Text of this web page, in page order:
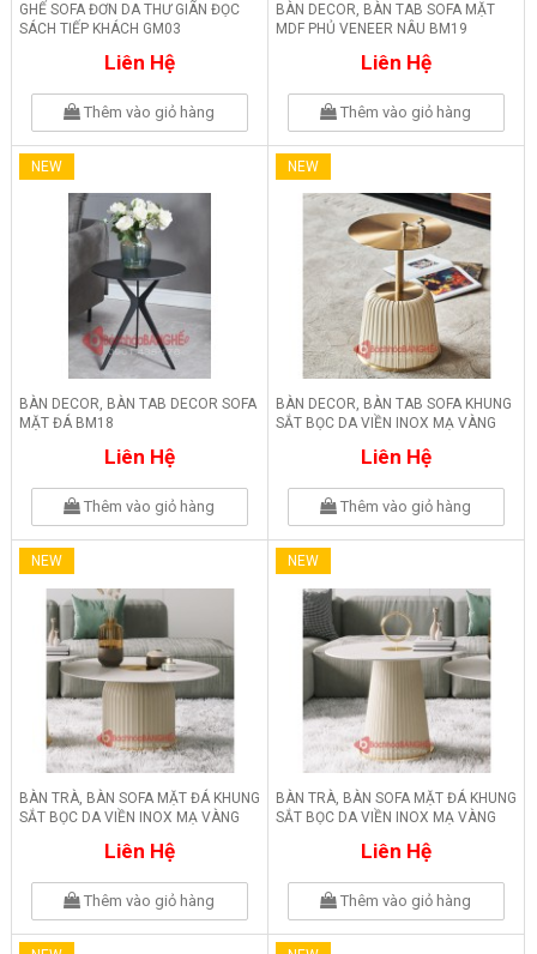
GHẾ SOFA ĐƠN DA THƯ GIÃN ĐỌC
SÁCH TIẾP KHÁCH GM03
Liên Hệ
Thêm vào giỏ hàng
BÀN DECOR, BÀN TAB SOFA MẶT
MDF PHỦ VENEER NÂU BM19
Liên Hệ
Thêm vào giỏ hàng
NEW
BÀN DECOR, BÀN TAB DECOR SOFA
MẶT ĐÁ BM18
Liên Hệ
Thêm vào giỏ hàng
NEW
BÀN DECOR, BÀN TAB SOFA KHUNG
SẮT BỌC DA VIỀN INOX MẠ VÀNG
Liên Hệ
Thêm vào giỏ hàng
NEW
BÀN TRÀ, BÀN SOFA MẶT ĐÁ KHUNG
SẮT BỌC DA VIỀN INOX MẠ VÀNG
Liên Hệ
Thêm vào giỏ hàng
NEW
BÀN TRÀ, BÀN SOFA MẶT ĐÁ KHUNG
SẮT BỌC DA VIỀN INOX MẠ VÀNG
Liên Hệ
Thêm vào giỏ hàng